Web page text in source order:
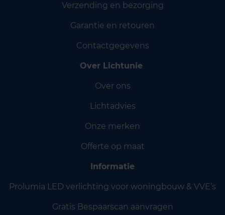
Verzending en bezorging
Garantie en retouren
Contactgegevens
Over Lichtunie
Over ons
Lichtadvies
Onze merken
Offerte op maat
Informatie
Prolumia LED verlichting voor woningbouw & VVE’s
Gratis Bespaarscan aanvragen